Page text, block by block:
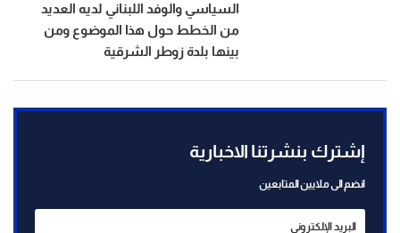
السياسي والوفد اللبناني لديه العديد
من الخطط حول هذا الموضوع ومن
بينها بلدة زوطر الشرقية
إشترك بنشرتنا الاخبارية
انضم الى ملايين المتابعين